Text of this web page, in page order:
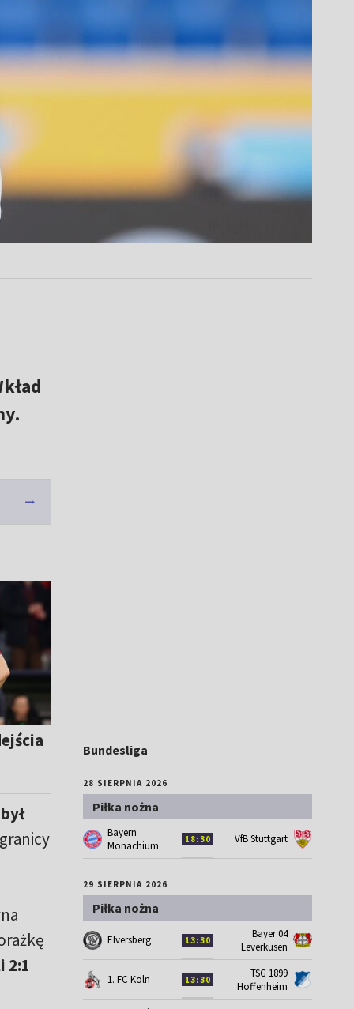
2:1
Bundesliga
28 SIERPNIA 2026
Piłka nożna
Bayern
Monachium
18:30 VfB Stuttgart
29 SIERPNIA 2026
Piłka nożna
Elversberg 13:30
Bayer 04
Leverkusen
1. FC Koln 13:30
TSG 1899
Hoffenheim